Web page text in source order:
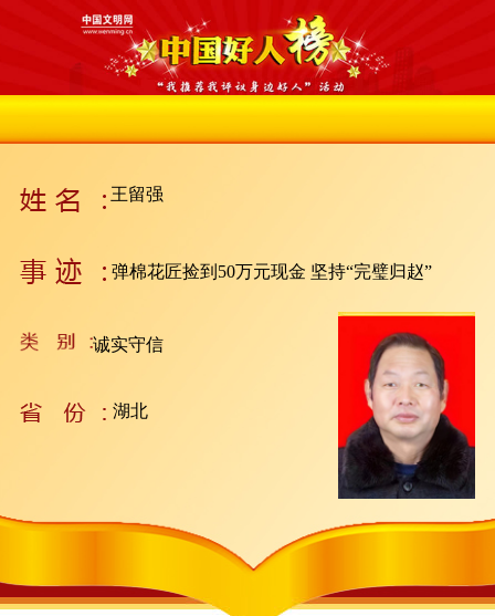
王留强
弹棉花匠捡到50万元现金 坚持“完璧归赵”
诚实守信
湖北